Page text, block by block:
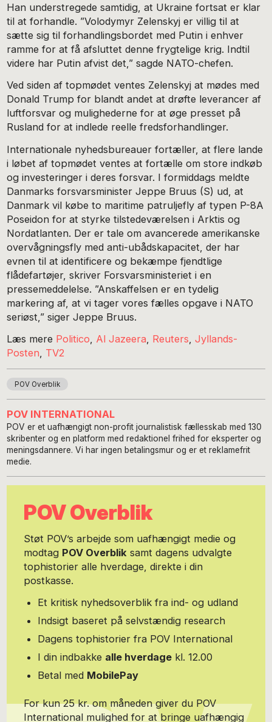
Han understregede samtidig, at Ukraine fortsat er klar
til at forhandle. ”Volodymyr Zelenskyj er villig til at
sætte sig til forhandlingsbordet med Putin i enhver
ramme for at få afsluttet denne frygtelige krig. Indtil
videre har Putin afvist det,” sagde NATO-chefen.
Ved siden af topmødet ventes Zelenskyj at mødes med
Donald Trump for blandt andet at drøfte leverancer af
luftforsvar og mulighederne for at øge presset på
Rusland for at indlede reelle fredsforhandlinger.
Internationale nyhedsbureauer fortæller, at flere lande
i løbet af topmødet ventes at fortælle om store indkøb
og investeringer i deres forsvar. I formiddags meldte
Danmarks forsvarsminister Jeppe Bruus (S) ud, at
Danmark vil købe to maritime patruljefly af typen P-8A
Poseidon for at styrke tilstedeværelsen i Arktis og
Nordatlanten. Der er tale om avancerede amerikanske
overvågningsfly med anti-ubådskapacitet, der har
evnen til at identificere og bekæmpe fjendtlige
flådefartøjer, skriver Forsvarsministeriet i en
pressemeddelelse. ”Anskaffelsen er en tydelig
markering af, at vi tager vores fælles opgave i NATO
seriøst,” siger Jeppe Bruus.
Læs mere Politico, Al Jazeera, Reuters,Jyllands-
Posten, TV2
POV Overblik
POV INTERNATIONAL
POV er et uafhængigt non-profit journalistisk fællesskab med 130
skribenter og en platform med redaktionel frihed for eksperter og
meningsdannere. Vi har ingen betalingsmur og er et reklamefrit
medie.
POV Overblik
Støt POV’s arbejde som uafhængigt medie og
modtag POV Overblik samt dagens udvalgte
tophistorier alle hverdage, direkte i din
postkasse.
Et kritisk nyhedsoverblik fra ind- og udland
Indsigt baseret på selvstændig research
Dagens tophistorier fra POV International
I din indbakke alle hverdage kl. 12.00
Betal med MobilePay
For kun 25 kr. om måneden giver du POV
International mulighed for at bringe uafhængig